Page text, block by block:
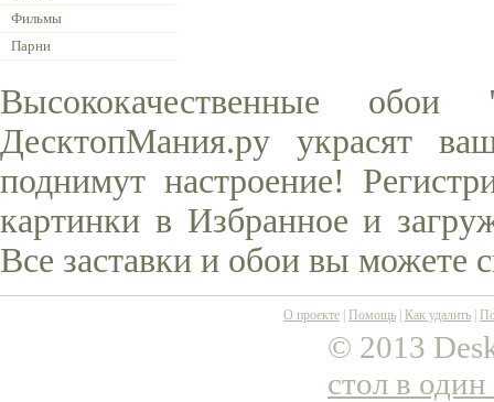
Фильмы
Парни
Высококачественные
ДесктопМания.ру украсят
поднимут настроение!
картинки в Избранное и
Все заставки и обои вы можете
О проекте Помощь Как удалить
© 2013
стол в